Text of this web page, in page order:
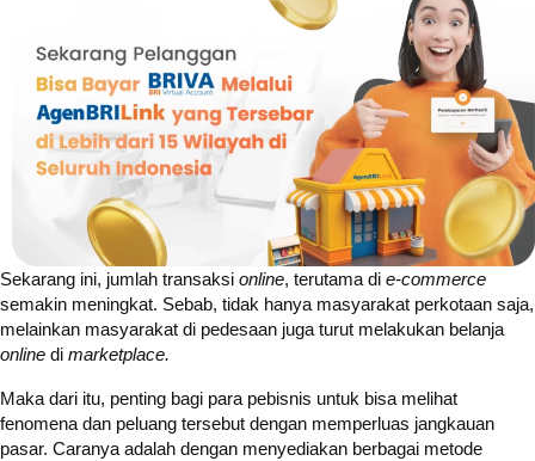
Sekarang ini, jumlah transaksi online, terutama di e-commerce
semakin meningkat. Sebab, tidak hanya masyarakat perkotaan saja,
melainkan masyarakat di pedesaan juga turut melakukan belanja
online di marketplace.
Maka dari itu, penting bagi para pebisnis untuk bisa melihat
fenomena dan peluang tersebut dengan memperluas jangkauan
pasar. Caranya adalah dengan menyediakan berbagai metode